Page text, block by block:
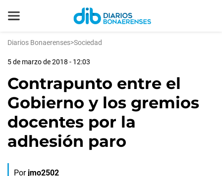
Diarios Bonaerenses>Sociedad
5 de marzo de 2018 - 12:03
Contrapunto entre el
Gobierno y los gremios
docentes por la
adhesión paro
Por jmo2502